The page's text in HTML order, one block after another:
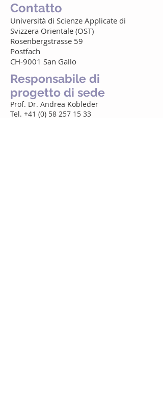
Contatto
Università di Scienze Applicate di
Svizzera Orientale (OST)
Rosenbergstrasse 59
Postfach
CH-9001 San Gallo
Responsabile di
progetto di sede
Prof. Dr. Andrea Kobleder
Tel. +41 (0) 58 257 15 33